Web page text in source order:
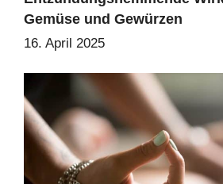
Gemüse und Gewürzen
16. April 2025